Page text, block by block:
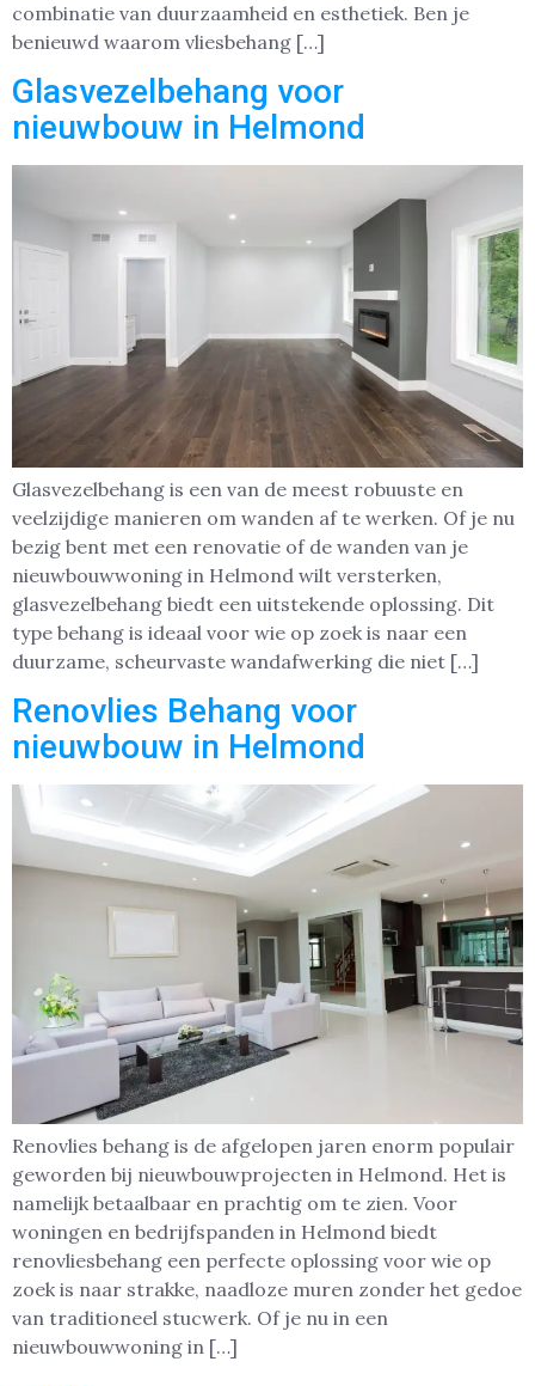
combinatie van duurzaamheid en esthetiek. Ben je
benieuwd waarom vliesbehang […]
Glasvezelbehang voor
nieuwbouw in Helmond
Glasvezelbehang is een van de meest robuuste en
veelzijdige manieren om wanden af te werken. Of je nu
bezig bent met een renovatie of de wanden van je
nieuwbouwwoning in Helmond wilt versterken,
glasvezelbehang biedt een uitstekende oplossing. Dit
type behang is ideaal voor wie op zoek is naar een
duurzame, scheurvaste wandafwerking die niet […]
Renovlies Behang voor
nieuwbouw in Helmond
Renovlies behang is de afgelopen jaren enorm populair
geworden bij nieuwbouwprojecten in Helmond. Het is
namelijk betaalbaar en prachtig om te zien. Voor
woningen en bedrijfspanden in Helmond biedt
renovliesbehang een perfecte oplossing voor wie op
zoek is naar strakke, naadloze muren zonder het gedoe
van traditioneel stucwerk. Of je nu in een
nieuwbouwwoning in […]